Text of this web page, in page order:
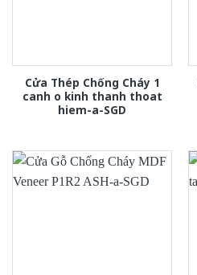
Cửa Thép Chống Cháy 1
canh o kinh thanh thoat
hiem-a-SGD